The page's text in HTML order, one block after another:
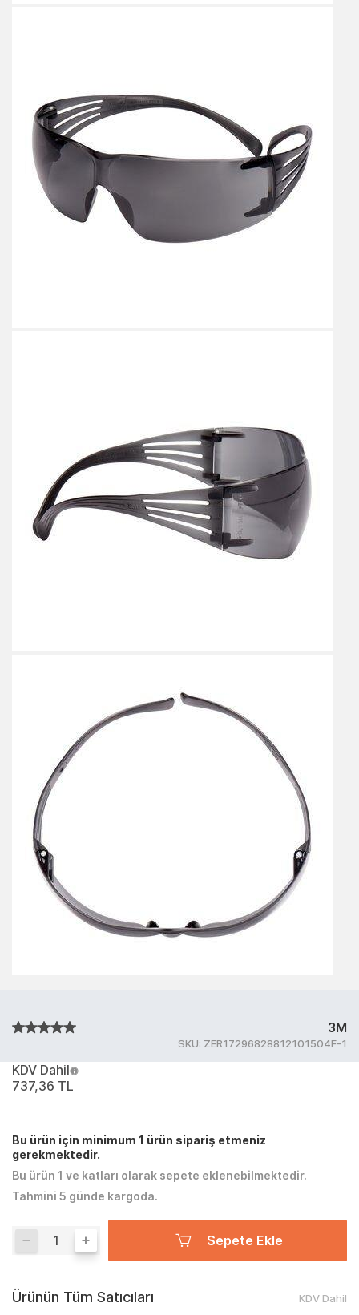
3M
SKU: ZER17296828812101504F-1
KDV Dahil
737,36 TL
Bu ürün için minimum 1 ürün sipariş etmeniz
gerekmektedir.
Bu ürün 1 ve katları olarak sepete eklenebilmektedir.
Tahmini 5 günde kargoda.
Sepete Ekle
Ürünün Tüm Satıcıları KDV Dahil